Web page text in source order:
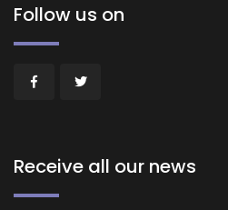
Follow us on
Receive all our news